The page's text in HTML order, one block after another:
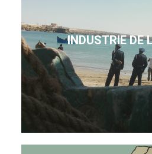
INDUSTRIE DE